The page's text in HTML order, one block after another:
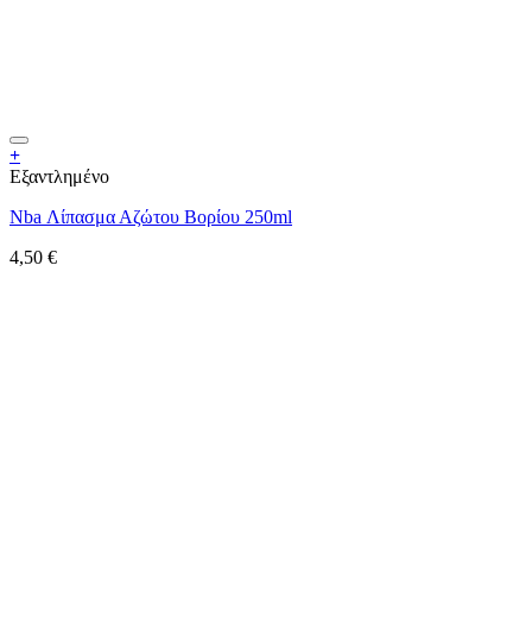
+
Εξαντλημένο
Nba Λίπασμα Αζώτου Βορίου 250ml
4,50 €